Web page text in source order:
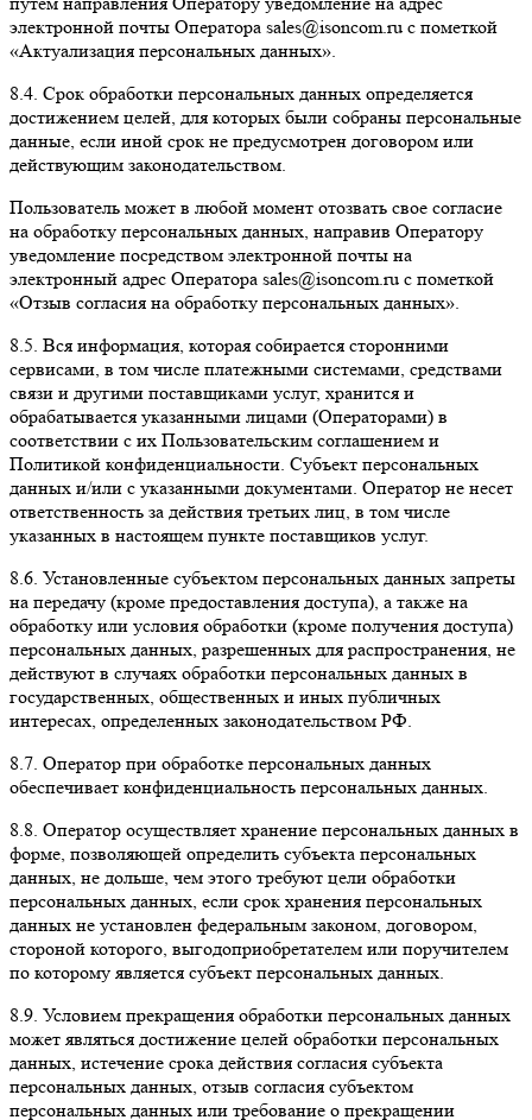
электронной почты Оператора sales@isoncom.ru с пометкой
«Актуализация персональных данных».
8.4. Срок обработки персональных данных определяется
достижением целей, для которых были собраны персональные
данные, если иной срок не предусмотрен договором или
действующим законодательством.
Пользователь может в любой момент отозвать свое согласие
на обработку персональных данных, направив Оператору
уведомление посредством электронной почты на
электронный адрес Оператора sales@isoncom.ru с пометкой
«Отзыв согласия на обработку персональных данных».
8.5. Вся информация, которая собирается сторонними
сервисами, в том числе платежными системами, средствами
связи и другими поставщиками услуг, хранится и
обрабатывается указанными лицами (Операторами) в
соответствии с их Пользовательским соглашением и
Политикой конфиденциальности. Субъект персональных
данных и/или с указанными документами. Оператор не несет
ответственность за действия третьих лиц, в том числе
указанных в настоящем пункте поставщиков услуг.
8.6. Установленные субъектом персональных данных запреты
на передачу (кроме предоставления доступа), а также на
обработку или условия обработки (кроме получения доступа)
персональных данных, разрешенных для распространения, не
действуют в случаях обработки персональных данных в
государственных, общественных и иных публичных
интересах, определенных законодательством РФ.
8.7. Оператор при обработке персональных данных
обеспечивает конфиденциальность персональных данных.
8.8. Оператор осуществляет хранение персональных данных в
форме, позволяющей определить субъекта персональных
данных, не дольше, чем этого требуют цели обработки
персональных данных, если срок хранения персональных
данных не установлен федеральным законом, договором,
стороной которого, выгодоприобретателем или поручителем
по которому является субъект персональных данных.
8.9. Условием прекращения обработки персональных данных
может являться достижение целей обработки персональных
данных, истечение срока действия согласия субъекта
персональных данных, отзыв согласия субъектом
персональных данных или требование о прекращении